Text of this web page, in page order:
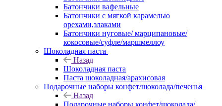
Батончики вафельные
Батончики с мягкой карамелью
орехами,злаками
Батончики нуговые/ марципановые/
кокосовые/суфле/маршмеллоу
Шоколадная паста
Назад
Шоколадная паста
Паста шоколадная/арахисовая
Подарочные наборы конфет/шоколада/печенья
Назад
Подарочные наборы конфет/шоколада/